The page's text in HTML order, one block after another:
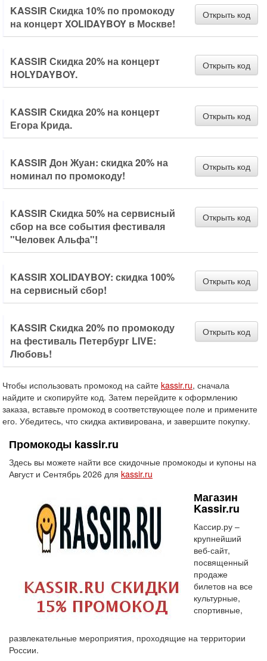
KASSIR Скидка 10% по промокоду
на концерт XOLIDAYBOY в Москве!
Открыть код
KASSIR Скидка 20% на концерт
HOLYDAYBOY.
Открыть код
KASSIR Скидка 20% на концерт
Егора Крида.
Открыть код
KASSIR Дон Жуан: скидка 20% на
номинал по промокоду!
Открыть код
KASSIR Скидка 50% на сервисный
сбор на все события фестиваля
"Человек Альфа"!
Открыть код
KASSIR XOLIDAYBOY: скидка 100%
на сервисный сбор!
Открыть код
KASSIR Скидка 20% по промокоду
на фестиваль Петербург LIVE:
Любовь!
Открыть код
Чтобы использовать промокод на сайте kassir.ru, сначала
найдите и скопируйте код. Затем перейдите к оформлению
заказа, вставьте промокод в соответствующее поле и примените
его. Убедитесь, что скидка активирована, и завершите покупку.
Промокоды kassir.ru
Здесь вы можете найти все скидочные промокоды и купоны на
Август и Сентябрь 2026 для kassir.ru
Магазин
Kassir.ru
Кассир.ру –
крупнейший
веб-сайт,
посвященный
продаже
билетов на все
культурные,
спортивные,
развлекательные мероприятия, проходящие на территории
России.